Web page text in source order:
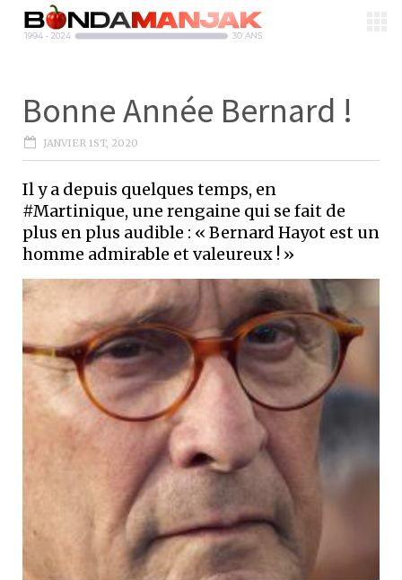
Bonne Année Bernard !
JANVIER 1ST, 2020
Il y a depuis quelques temps, en
#Martinique, une rengaine qui se fait de
plus en plus audible : « Bernard Hayot est un
homme admirable et valeureux ! »